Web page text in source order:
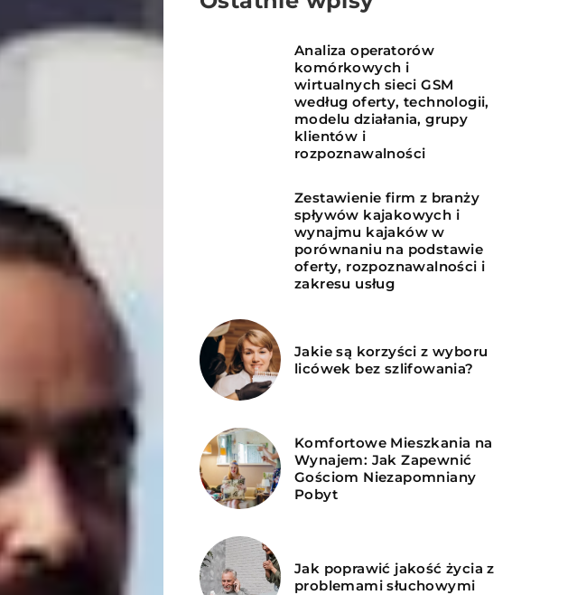
Analiza operatorów
komórkowych i
wirtualnych sieci GSM
według oferty, technologii,
modelu działania, grupy
klientów i
rozpoznawalności
Zestawienie firm z branży
spływów kajakowych i
wynajmu kajaków w
porównaniu na podstawie
oferty, rozpoznawalności i
zakresu usług
Jakie są korzyści z wyboru
licówek bez szlifowania?
Komfortowe Mieszkania na
Wynajem: Jak Zapewnić
Gościom Niezapomniany
Pobyt
Jak poprawić jakość życia z
problemami słuchowymi